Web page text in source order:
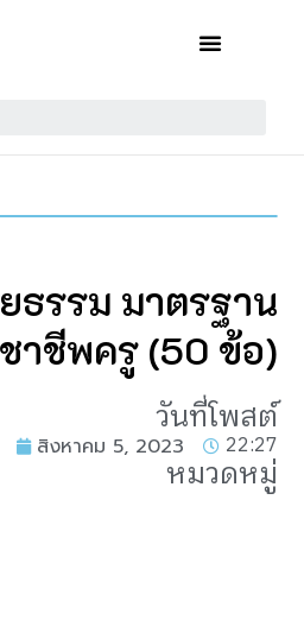
ธรรม มาตรฐาน
าชีพครู (50 ข้อ)
วันที่โพสต์
สิงหาคม 5, 2023 22:27
หมวดหมู่